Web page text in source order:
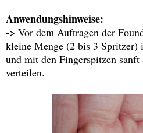
Anwendungshinweise:
-> Vor dem Auftragen der
kleine Menge (2 bis 3 Spritzer)
und mit den Fingerspitzen
verteilen.